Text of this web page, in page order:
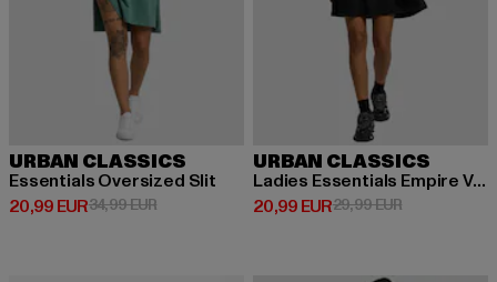
URBAN CLASSICS
Essentials Oversized Slit
20,99 EUR
Derzeitiger Preis: 20,99 EUR
34,99 EURAktionspreis: 34,99 EUR
URBAN CLASSICS
Ladies Essentials Empire Valance
20,99 EUR
Derzeitiger Preis: 20,99 EUR
29,99 EURAktionspreis: